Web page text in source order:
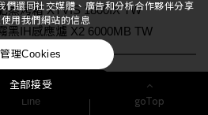
蒸烤箱 XTVIS 1800IX TW
黑IH感應爐 X2 6000MB TW
Line goTop
們還同社交媒體、廣告和分析合作夥伴分享
用我們網站的信息
管理Cookies
全部接受